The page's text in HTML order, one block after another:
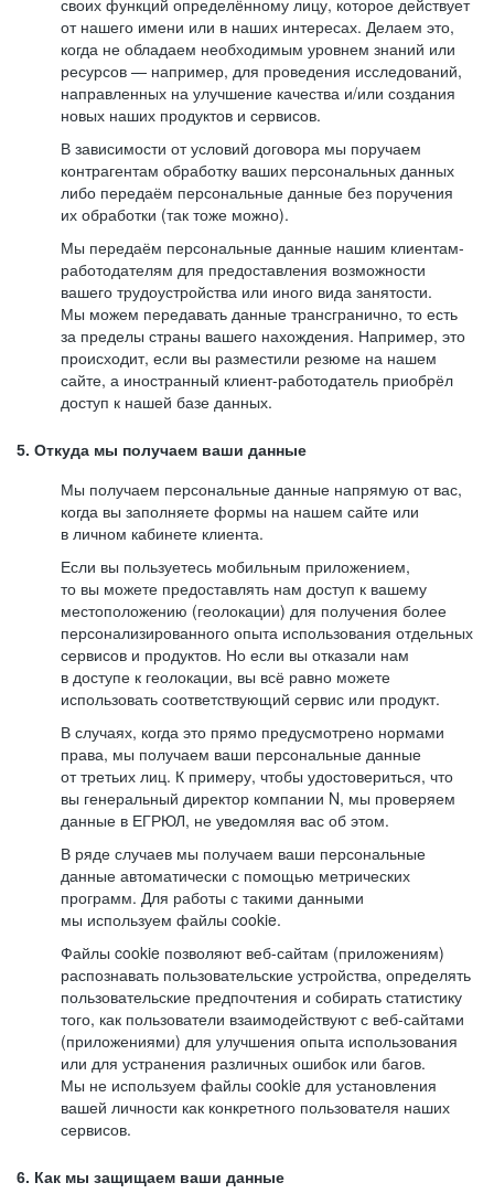
своих функций определённому лицу, которое действует
от нашего имени или в наших интересах. Делаем это,
когда не обладаем необходимым уровнем знаний или
ресурсов — например, для проведения исследований,
направленных на улучшение качества и/или создания
новых наших продуктов и сервисов.
В зависимости от условий договора мы поручаем
контрагентам обработку ваших персональных данных
либо передаём персональные данные без поручения
их обработки (так тоже можно).
Мы передаём персональные данные нашим клиентам-
работодателям для предоставления возможности
вашего трудоустройства или иного вида занятости.
Мы можем передавать данные трансгранично, то есть
за пределы страны вашего нахождения. Например, это
происходит, если вы разместили резюме на нашем
сайте, а иностранный клиент-работодатель приобрёл
доступ к нашей базе данных.
5. Откуда мы получаем ваши данные
Мы получаем персональные данные напрямую от вас,
когда вы заполняете формы на нашем сайте или
в личном кабинете клиента.
Если вы пользуетесь мобильным приложением,
то вы можете предоставлять нам доступ к вашему
местоположению (геолокации) для получения более
персонализированного опыта использования отдельных
сервисов и продуктов. Но если вы отказали нам
в доступе к геолокации, вы всё равно можете
использовать соответствующий сервис или продукт.
В случаях, когда это прямо предусмотрено нормами
права, мы получаем ваши персональные данные
от третьих лиц. К примеру, чтобы удостовериться, что
вы генеральный директор компании N, мы проверяем
данные в ЕГРЮЛ, не уведомляя вас об этом.
В ряде случаев мы получаем ваши персональные
данные автоматически с помощью метрических
программ. Для работы с такими данными
мы используем файлы cookie.
Файлы cookie позволяют веб-сайтам (приложениям)
распознавать пользовательские устройства, определять
пользовательские предпочтения и собирать статистику
того, как пользователи взаимодействуют с веб-сайтами
(приложениями) для улучшения опыта использования
или для устранения различных ошибок или багов.
Мы не используем файлы cookie для установления
вашей личности как конкретного пользователя наших
сервисов.
6. Как мы защищаем ваши данные